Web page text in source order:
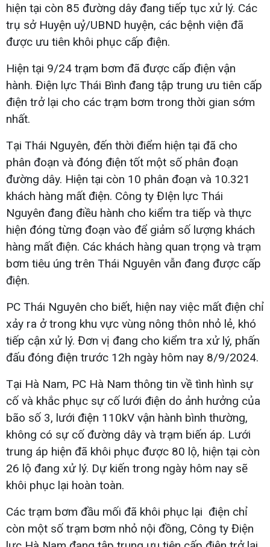
hiện tại còn 85 đường dây đang tiếp tục xử lý. Các
trụ sở Huyện uỷ/UBND huyện, các bệnh viện đã
được ưu tiên khôi phục cấp điện.
Hiện tại 9/24 trạm bơm đã được cấp điện vận
hành. Điện lực Thái Bình đang tập trung ưu tiên cấp
điện trở lại cho các trạm bơm trong thời gian sớm
nhất.
Tại Thái Nguyên, đến thời điểm hiện tại đã cho
phân đoạn và đóng điện tốt một số phân đoạn
đường dây. Hiện tại còn 10 phân đoạn và 10.321
khách hàng mất điện. Công ty ĐIện lực Thái
Nguyên đang điều hành cho kiểm tra tiếp và thực
hiện đóng từng đoạn vào để giảm số lượng khách
hàng mất điện. Các khách hàng quan trọng và trạm
bơm tiêu úng trên Thái Nguyên vẫn đang được cấp
điện.
PC Thái Nguyên cho biết, hiện nay việc mất điện chỉ
xảy ra ở trong khu vực vùng nông thôn nhỏ lẻ, khó
tiếp cận xử lý. Đơn vị đang cho kiểm tra xử lý, phấn
đấu đóng điện trước 12h ngày hôm nay 8/9/2024.
Tại Hà Nam, PC Hà Nam thông tin về tình hình sự
cố và khắc phục sự cố lưới điện do ảnh hưởng của
bão số 3, lưới điện 110kV vận hành bình thường,
không có sự cố đường dây và trạm biến áp. Lưới
trung áp hiện đã khôi phục được 80 lộ, hiện tại còn
26 lộ đang xử lý. Dự kiến trong ngày hôm nay sẽ
khôi phục lại hoàn toàn.
Các trạm bơm đầu mối đã khôi phục lại điện chỉ
còn một số trạm bơm nhỏ nội đồng, Công ty Điện